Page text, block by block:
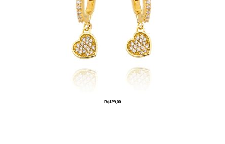
R$129,00